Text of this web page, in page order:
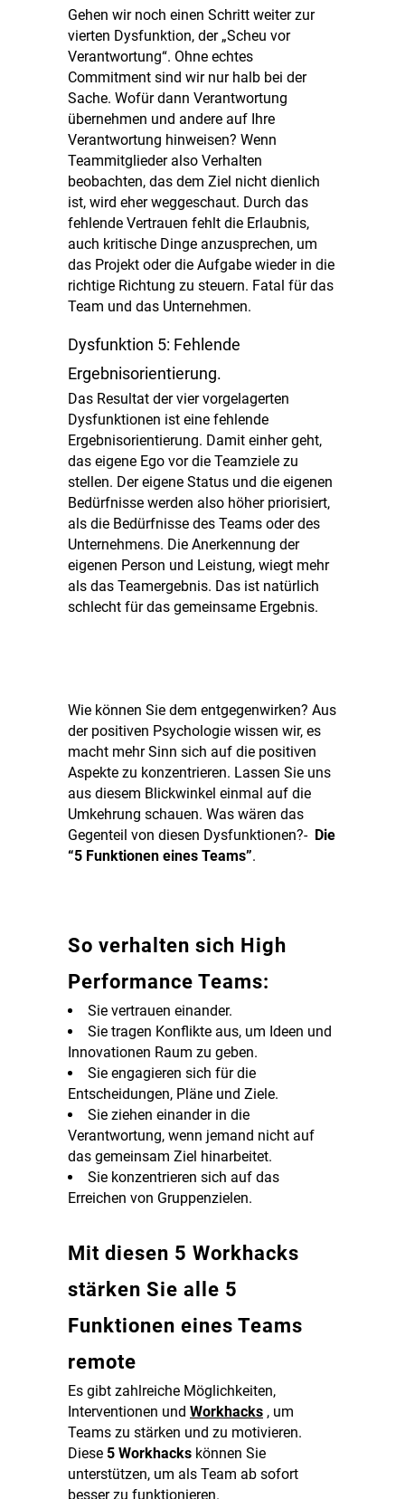
Gehen wir noch einen Schritt weiter zur
vierten Dysfunktion, der „Scheu vor
Verantwortung“. Ohne echtes
Commitment sind wir nur halb bei der
Sache. Wofür dann Verantwortung
übernehmen und andere auf Ihre
Verantwortung hinweisen? Wenn
Teammitglieder also Verhalten
beobachten, das dem Ziel nicht dienlich
ist, wird eher weggeschaut. Durch das
fehlende Vertrauen fehlt die Erlaubnis,
auch kritische Dinge anzusprechen, um
das Projekt oder die Aufgabe wieder in die
richtige Richtung zu steuern. Fatal für das
Team und das Unternehmen.
Dysfunktion 5: Fehlende
Ergebnisorientierung.
Das Resultat der vier vorgelagerten
Dysfunktionen ist eine fehlende
Ergebnisorientierung. Damit einher geht,
das eigene Ego vor die Teamziele zu
stellen. Der eigene Status und die eigenen
Bedürfnisse werden also höher priorisiert,
als die Bedürfnisse des Teams oder des
Unternehmens. Die Anerkennung der
eigenen Person und Leistung, wiegt mehr
als das Teamergebnis. Das ist natürlich
schlecht für das gemeinsame Ergebnis.
Wie können Sie dem entgegenwirken? Aus
der positiven Psychologie wissen wir, es
macht mehr Sinn sich auf die positiven
Aspekte zu konzentrieren. Lassen Sie uns
aus diesem Blickwinkel einmal auf die
Umkehrung schauen. Was wären das
Gegenteil von diesen Dysfunktionen?- Die
“5 Funktionen eines Teams”.
So verhalten sich High
Performance Teams:
Sie vertrauen einander.
Sie tragen Konflikte aus, um Ideen und
Innovationen Raum zu geben.
Sie engagieren sich für die
Entscheidungen, Pläne und Ziele.
Sie ziehen einander in die
Verantwortung, wenn jemand nicht auf
das gemeinsam Ziel hinarbeitet.
Sie konzentrieren sich auf das
Erreichen von Gruppenzielen.
Mit diesen 5 Workhacks
stärken Sie alle 5
Funktionen eines Teams
remote
Es gibt zahlreiche Möglichkeiten,
Interventionen und Workhacks , um
Teams zu stärken und zu motivieren.
Diese 5 Workhacks können Sie
unterstützen, um als Team ab sofort
besser zu funktionieren.